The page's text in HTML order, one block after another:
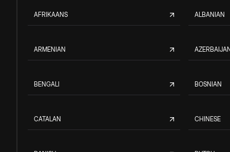
AFRIKAANS ALBANIAN
ARMENIAN
BENGALI BOSNIAN
CATALAN CHINESE